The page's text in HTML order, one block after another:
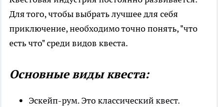
Для того, чтобы выбрать лучшее для себя
приключение, необходимо точно понять, "что
есть что" среди видов квеста.
Основные виды квеста:
Эскейп-рум. Это классический квест.